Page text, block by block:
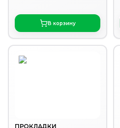
В корзину
ПРОКЛАДКИ